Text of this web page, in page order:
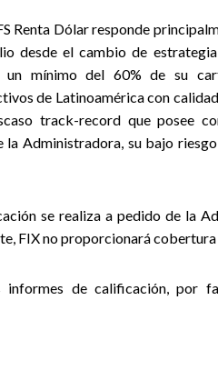
Renta Dólar responde
desde el cambio de
mínimo del 60% de su
de Latinoamérica con
track-record que posee
la Administradora, su bajo
se realiza a pedido de la
FIX no proporcionará
informes de calificación, por